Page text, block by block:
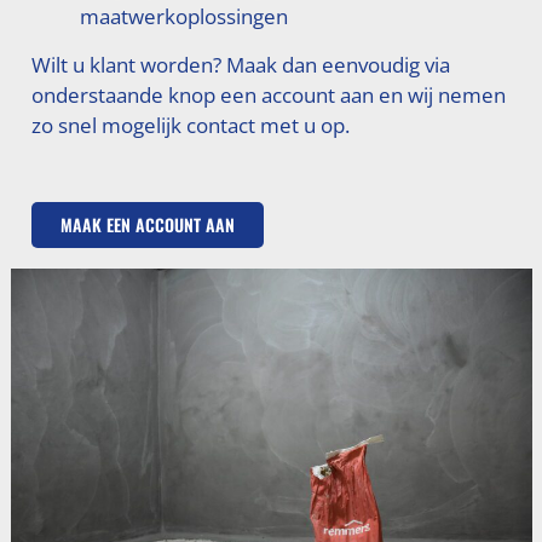
maatwerkoplossingen
Wilt u klant worden? Maak dan eenvoudig via
onderstaande knop een account aan en wij nemen
zo snel mogelijk contact met u op.
MAAK EEN ACCOUNT AAN